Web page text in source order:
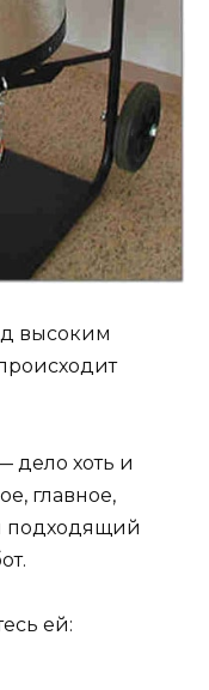
высоким
дело хоть и
главное,
подходящий
ей: